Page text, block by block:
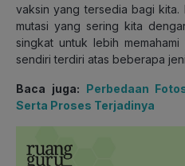
vaksin yang tersedia bagi kita.
mutasi yang sering kita
singkat untuk lebih
sendiri terdiri atas beberapa
Baca juga: Perbedaan
Serta Proses Terjadinya